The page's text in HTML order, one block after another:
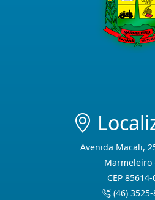
Avenida Macali,
Marmeleiro
CEP
(46)